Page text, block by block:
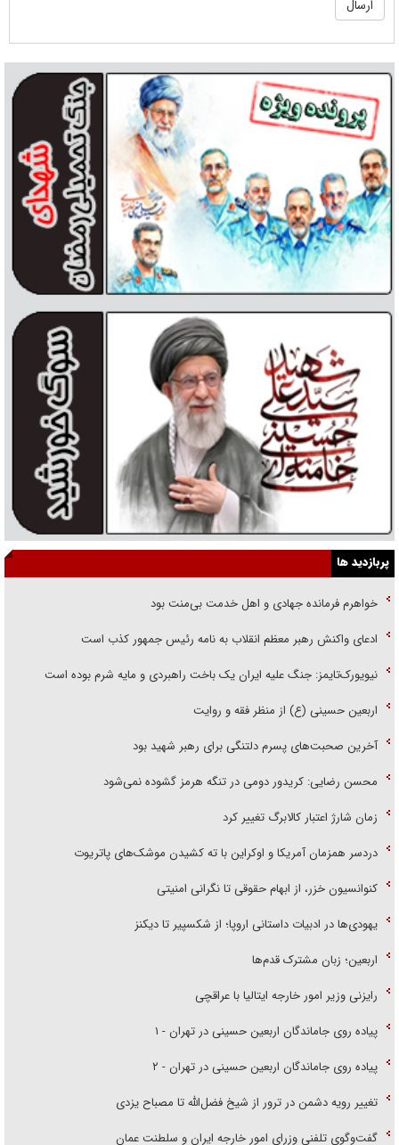
پربازدید ها
خواهرم فرمانده جهادی و اهل خدمت بی‌منت بود
ادعای واکنش رهبر معظم انقلاب به نامه رئیس جمهور کذب است
نیویورک‌تایمز: جنگ علیه ایران یک باخت راهبردی و مایه شرم بوده است
اربعین حسینی (ع) از منظر فقه و روایت
آخرین صحبت‌های پسرم دلتنگی برای رهبر شهید بود
محسن رضایی: کریدور دومی در تنگه هرمز گشوده نمی‌شود
زمان شارژ اعتبار کالابرگ تغییر کرد
دردسر همزمان آمریکا و اوکراین با ته کشیدن موشک‌های پاتریوت
کنوانسیون خزر، از ابهام حقوقی تا نگرانی امنیتی
یهودی‌ها در ادبیات داستانی اروپا؛ از شکسپیر تا دیکنز
اربعین؛ زبان مشترک قدم‌ها
رایزنی وزیر امور خارجه ایتالیا با عراقچی
پیاده روی جاماندگان اربعین حسینی در تهران - ۱
پیاده روی جاماندگان اربعین حسینی در تهران - ۲
تغییر رویه دشمن در ترور از شیخ فضل‌الله تا مصباح یزدی
گفت‌وگوی تلفنی وزرای امور خارجه ایران و سلطنت عمان